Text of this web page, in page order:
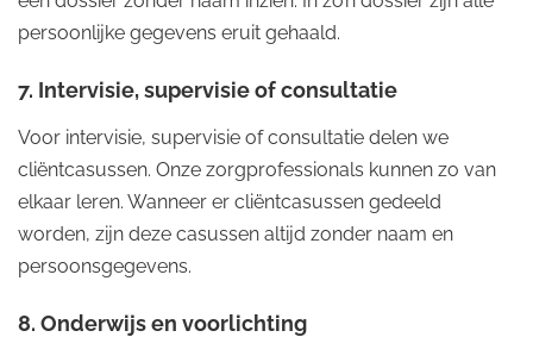
persoonlijke gegevens eruit gehaald.
7. Intervisie, supervisie of consultatie
Voor intervisie, supervisie of consultatie delen we
cliëntcasussen. Onze zorgprofessionals kunnen zo van
elkaar leren. Wanneer er cliëntcasussen gedeeld
worden, zijn deze casussen altijd zonder naam en
persoonsgegevens.
8. Onderwijs en voorlichting